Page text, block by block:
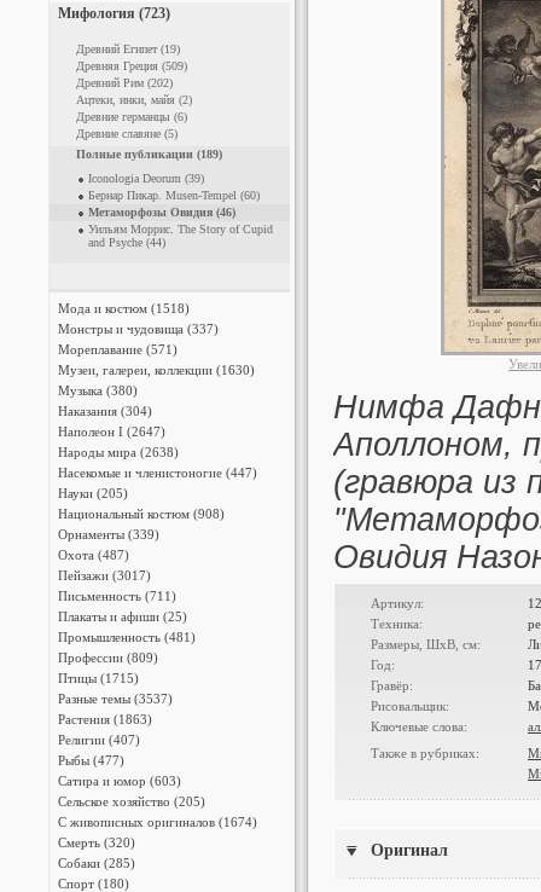
Мифология (723)
Древний Египет (19)
Древняя Греция (509)
Древний Рим (202)
Ацтеки, инки, майя (2)
Древние германцы (6)
Древние славяне (5)
Полные публикации (189)
Iconologia Deorum (39)
Бернар Пикар. Musen-Tempel (60)
Метаморфозы Овидия (46)
Уильям Моррис. The Story of Cupid
and Psyche (44)
Мода и костюм (1518)
Монстры и чудовища (337)
Мореплавание (571)
Музеи, галереи, коллекции (1630)
Музыка (380)
Наказания (304)
Наполеон I (2647)
Народы мира (2638)
Насекомые и членистоногие (447)
Науки (205)
Национальный костюм (908)
Орнаменты (339)
Охота (487)
Пейзажи (3017)
Письменность (711)
Плакаты и афиши (25)
Промышленность (481)
Профессии (809)
Птицы (1715)
Разные темы (3537)
Растения (1863)
Религии (407)
Рыбы (477)
Сатира и юмор (603)
Сельское хозяйство (205)
С живописных оригиналов (1674)
Смерть (320)
Собаки (285)
Спорт (180)
Нимфа
Аполлоном,
(гравюра из
Овидия
Артикул:
Техника:
Размеры, ШxВ, см:
Год:
Гравёр:
Рисовальщик:
Ключевые слова:
Также в рубриках:
Оригинал